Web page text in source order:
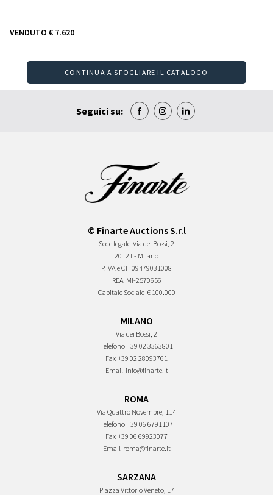
VENDUTO € 7.620
CONTINUA A SFOGLIARE IL CATALOGO
Seguici su:
© Finarte Auctions S.r.l
Sede legale Via dei Bossi, 2
20121 - Milano
P.IVA e CF 09479031008
REA MI-2570656
Capitale Sociale € 100.000
MILANO
Via dei Bossi, 2
Telefono +39 02 3363801
Fax +39 02 28093761
Email info@finarte.it
ROMA
Via Quattro Novembre, 114
Telefono +39 06 6791107
Fax +39 06 69923077
Email roma@finarte.it
SARZANA
Piazza Vittorio Veneto, 17